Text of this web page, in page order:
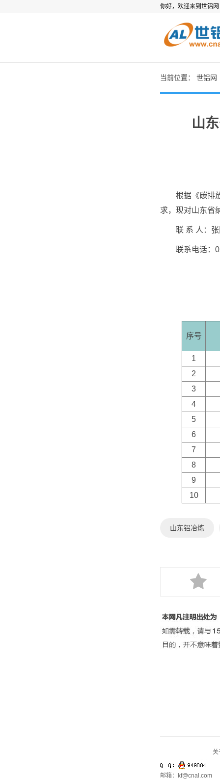
你好，欢迎来到世铝网
当前位置： 世铝网
山
根据《碳排放
求，现对山东省
联 系 人：张
联系电话：
序号
1
2
3
4
5
6
7
8
9
10
山东铝冶炼
关
邮箱：kf@cnal.com